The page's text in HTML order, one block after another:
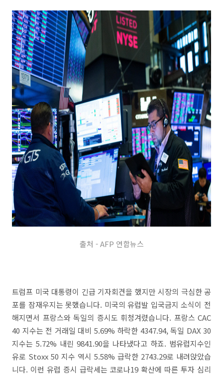
출처 - AFP 연합뉴스
트럼프 미국 대통령이 긴급 기자회견을 했지만 시장의 극심한 공
포를 잠재우지는 못했습니다. 미국의 유럽발 입국금지 소식이 전
해지면서 프랑스와 독일의 증시도 휘청겨렸습니다. 프랑스 CAC
40 지수는 전 거래일 대비 5.69% 하락한 4347.94, 독일 DAX 30
지수는 5.72% 내린 9841.90을 나타냈다고 하죠. 범유럽지수인
유로 Stoxx 50 지수 역시 5.58% 급락한 2743.29로 내려앉았습
니다. 이런 유럽 증시 급락세는 코로나19 확산에 따른 투자 심리